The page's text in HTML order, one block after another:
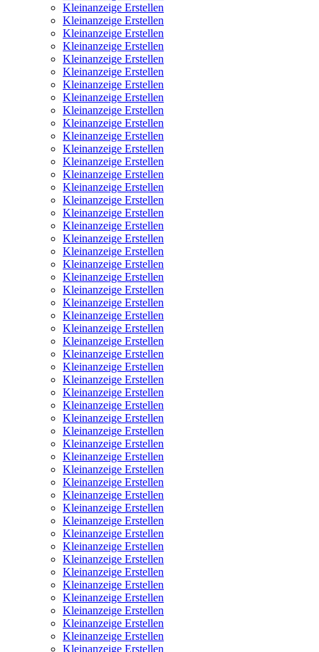
Kleinanzeige Erstellen
Kleinanzeige Erstellen
Kleinanzeige Erstellen
Kleinanzeige Erstellen
Kleinanzeige Erstellen
Kleinanzeige Erstellen
Kleinanzeige Erstellen
Kleinanzeige Erstellen
Kleinanzeige Erstellen
Kleinanzeige Erstellen
Kleinanzeige Erstellen
Kleinanzeige Erstellen
Kleinanzeige Erstellen
Kleinanzeige Erstellen
Kleinanzeige Erstellen
Kleinanzeige Erstellen
Kleinanzeige Erstellen
Kleinanzeige Erstellen
Kleinanzeige Erstellen
Kleinanzeige Erstellen
Kleinanzeige Erstellen
Kleinanzeige Erstellen
Kleinanzeige Erstellen
Kleinanzeige Erstellen
Kleinanzeige Erstellen
Kleinanzeige Erstellen
Kleinanzeige Erstellen
Kleinanzeige Erstellen
Kleinanzeige Erstellen
Kleinanzeige Erstellen
Kleinanzeige Erstellen
Kleinanzeige Erstellen
Kleinanzeige Erstellen
Kleinanzeige Erstellen
Kleinanzeige Erstellen
Kleinanzeige Erstellen
Kleinanzeige Erstellen
Kleinanzeige Erstellen
Kleinanzeige Erstellen
Kleinanzeige Erstellen
Kleinanzeige Erstellen
Kleinanzeige Erstellen
Kleinanzeige Erstellen
Kleinanzeige Erstellen
Kleinanzeige Erstellen
Kleinanzeige Erstellen
Kleinanzeige Erstellen
Kleinanzeige Erstellen
Kleinanzeige Erstellen
Kleinanzeige Erstellen
Kleinanzeige Erstellen